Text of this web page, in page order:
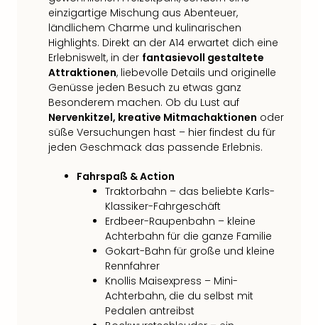
einzigartige Mischung aus Abenteuer,
ländlichem Charme und kulinarischen
Highlights. Direkt an der A14 erwartet dich eine
Erlebniswelt, in der fantasievoll gestaltete
Attraktionen, liebevolle Details und originelle
Genüsse jeden Besuch zu etwas ganz
Besonderem machen. Ob du Lust auf
Nervenkitzel, kreative Mitmachaktionen oder
süße Versuchungen hast – hier findest du für
jeden Geschmack das passende Erlebnis.
Fahrspaß & Action
Traktorbahn – das beliebte Karls-
Klassiker-Fahrgeschäft
Erdbeer-Raupenbahn – kleine
Achterbahn für die ganze Familie
Gokart-Bahn für große und kleine
Rennfahrer
Knollis Maisexpress – Mini-
Achterbahn, die du selbst mit
Pedalen antreibst